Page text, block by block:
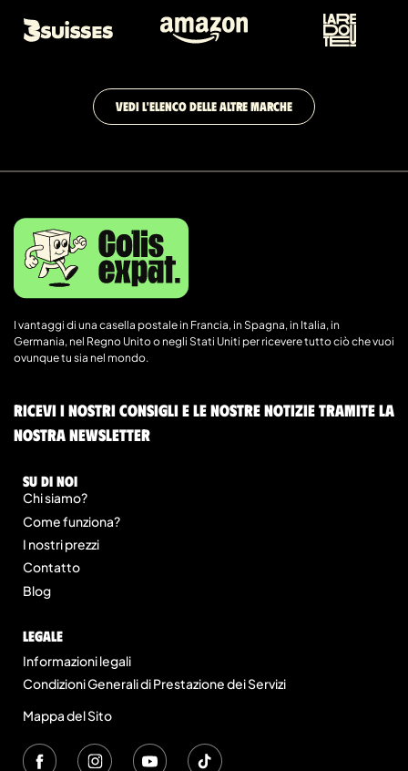
VEDI L'ELENCO DELLE ALTRE MARCHE
I vantaggi di una casella postale in Francia, in Spagna, in Italia, in
Germania, nel Regno Unito o negli Stati Uniti per ricevere tutto ciò che vuoi
ovunque tu sia nel mondo.
Ricevi i nostri consigli e le nostre notizie tramite la
nostra newsletter
Su di noi
Chi siamo?
Come funziona?
I nostri prezzi
Contatto
Blog
legale
Informazioni legali
Condizioni Generali di Prestazione dei Servizi
Mappa del Sito